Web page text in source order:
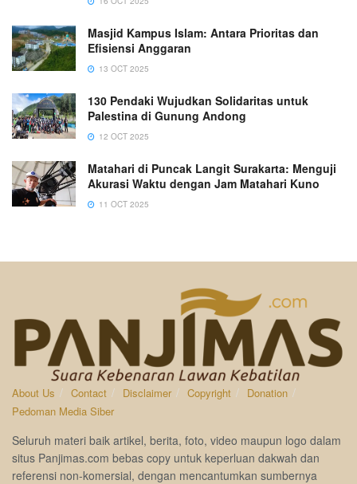
Masjid Kampus Islam: Antara Prioritas dan
Efisiensi Anggaran
13 OCT 2025
130 Pendaki Wujudkan Solidaritas untuk
Palestina di Gunung Andong
12 OCT 2025
Matahari di Puncak Langit Surakarta: Menguji
Akurasi Waktu dengan Jam Matahari Kuno
11 OCT 2025
About Us Contact Disclaimer Copyright
Donation
Pedoman Media Siber
Seluruh materi baik artikel, berita, foto, video maupun logo dalam
situs Panjimas.com bebas copy untuk keperluan dakwah dan
referensi non-komersial, dengan mencantumkan sumbernya